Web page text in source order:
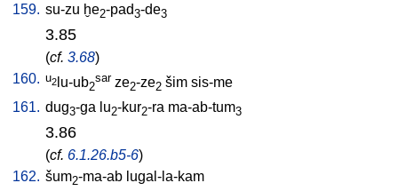
159. su-zu ḫe2-pad3-de3
3.85
(cf. 3.68)
160. u2 lu-ub2
sar ze2-ze2 šim sis-me
161. dug3-ga lu2-kur2-ra ma-ab-tum3
3.86
(cf. 6.1.26.b5-6)
162. šum2-ma-ab lugal-la-kam